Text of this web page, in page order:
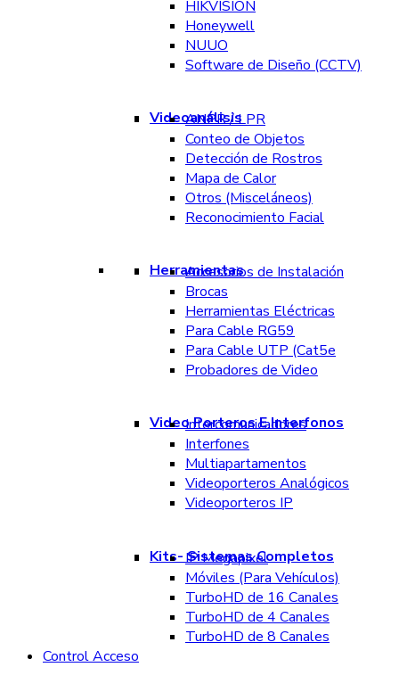
HIKVISION
Honeywell
NUUO
Software de Diseño (CCTV)
Videoanálisis
ANPR / LPR
Conteo de Objetos
Detección de Rostros
Mapa de Calor
Otros (Misceláneos)
Reconocimiento Facial
Herramientas
Accesorios de Instalación
Brocas
Herramientas Eléctricas
Para Cable RG59
Para Cable UTP (Cat5e
Probadores de Video
Video Porteros E Interfonos
Intercomunicadores
Interfones
Multiapartamentos
Videoporteros Analógicos
Videoporteros IP
Kits- Sistemas Completos
IP Megapixel
Móviles (Para Vehículos)
TurboHD de 16 Canales
TurboHD de 4 Canales
TurboHD de 8 Canales
Control Acceso